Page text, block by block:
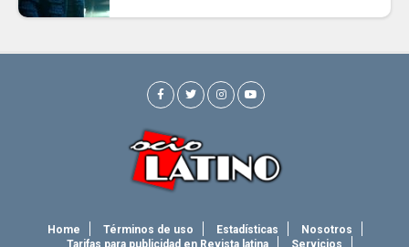
Home Términos de uso Estadísticas
Nosotros
Tarifas para publicidad en Revista latina
Servicios